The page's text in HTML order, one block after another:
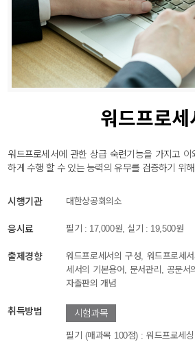
워드프로세
워드프로세서에 관한 상급 숙련기능을 가지고
하게 수행 할 수 있는 능력의 유무를 검증하기 위
시행기관 대한상공회의소
응시료 필기 : 17,000원, 실기 : 19,500원
출제경향
워드프로세서의 구성, 워드프로세
세서의 기본용어, 문서관리, 공문서
자출판의 개념
취득방법 시험과목
필기 (매과목 100점) : 워드프로세